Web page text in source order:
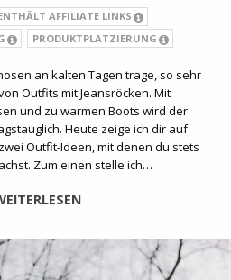
AFFILIATE LINKS
PRODUKTPLATZIERUNG
an kalten Tagen trage, so sehr
Outfits mit Jeansröcken. Mit
und zu warmen Boots wird der
Heute zeige ich dir auf
Outfit-Ideen, mit denen du stets
Zum einen stelle ich…